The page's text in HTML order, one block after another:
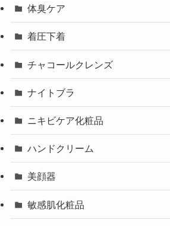
体臭ケア
着圧下着
チャコールクレンズ
ナイトブラ
ニキビケア化粧品
ハンドクリーム
美顔器
敏感肌化粧品